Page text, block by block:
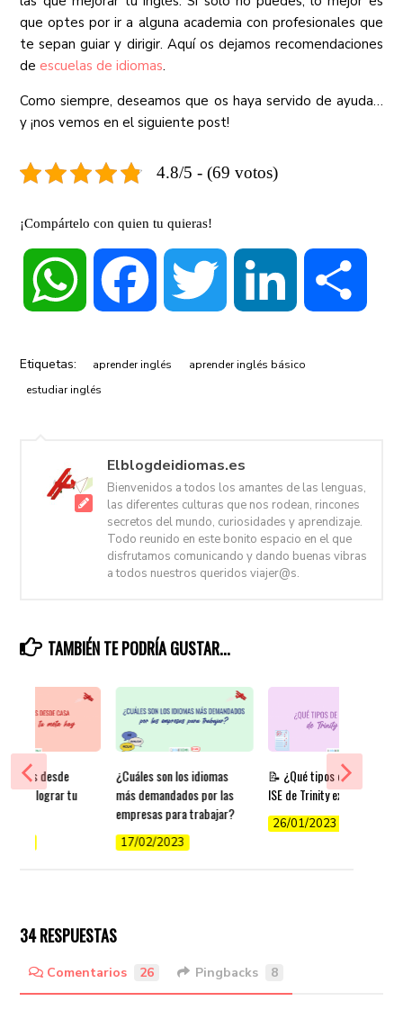
que optes por ir a alguna academia con profesionales que
te sepan guiar y dirigir. Aquí os dejamos recomendaciones
de escuelas de idiomas.
Como siempre, deseamos que os haya servido de ayuda…
y ¡nos vemos en el siguiente post!
4.8/5 - (69 votos)
¡Compártelo con quien tu quieras!
WhatsApp Facebook Twitter LinkedIn
Etiquetas: aprender inglés
aprender inglés básico
estudiar inglés
Elblogdeidiomas.es
Bienvenidos a todos los amantes de las lenguas,
las diferentes culturas que nos rodean, rincones
secretos del mundo, curiosidades y aprendizaje.
Todo reunido en este bonito espacio en el que
disfrutamos comunicando y dando buenas vibras
a todos nuestros queridos viajer@s.
TAMBIÉN TE PODRÍA GUSTAR...
¿Cuáles son los idiomas
más demandados por las
empresas para trabajar?
17/02/2023
📝 ¿Qué tipos de exámenes
ISE de Trinity existen?
26/01/2023
inglés desde
para lograr tu
34 RESPUESTAS
Comentarios 26 Pingbacks 8